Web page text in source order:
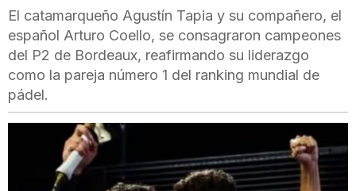
El catamarqueño Agustín Tapia y su compañero, el
español Arturo Coello, se consagraron campeones
del P2 de Bordeaux, reafirmando su liderazgo
como la pareja número 1 del ranking mundial de
pádel.